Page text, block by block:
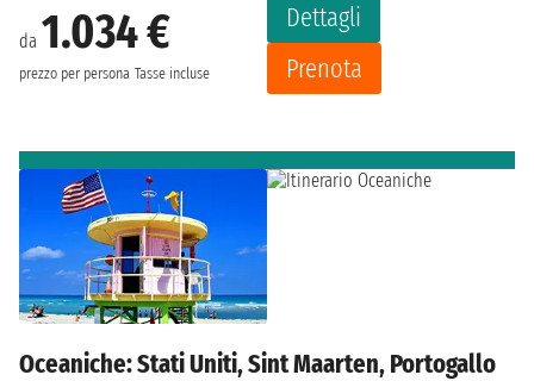
da 1.034 €
prezzo per persona Tasse incluse
Dettagli
Prenota
Oceaniche: Stati Uniti, Sint Maarten, Portogallo